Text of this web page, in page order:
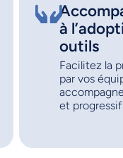
à
outils
Facilitez la
par vos
et progressif.